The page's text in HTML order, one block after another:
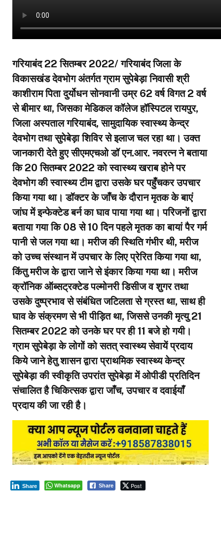
गरियाबंद 22 सितम्बर 2022/ गरियाबंद जिला के
विकासखंड देवभोग अंतर्गत ग्राम सुपेबेड़ा निवासी श्री
काशीराम पिता दुर्योधन सोनवानी उम्र 62 वर्ष विगत 2 वर्ष
से बीमार था, जिसका मेडिकल कॉलेज हॉस्पिटल रायपुर,
जिला अस्पताल गरियाबंद, सामुदायिक स्वास्थ्य केन्द्र
देवभोग तथा सुपेबेड़ा शिविर से इलाज चल रहा था। उक्त
जानकारी देते हुए सीएमएचओ डॉ एन.आर. नवरत्न ने बताया
कि 20 सितम्बर 2022 को स्वास्थ्य खराब होने पर
देवभोग की स्वास्थ्य टीम द्वारा उसके घर पहुँचकर उपचार
किया गया था। डॉक्टर के जाँच के दौरान मृतक के बाएं
जांघ में इन्फेक्टेड बर्न का घाव पाया गया था। परिजनों द्वारा
बताया गया कि 08 से 10 दिन पहले मृतक का बायां पैर गर्म
पानी से जल गया था। मरीज की स्थिति गंभीर थी, मरीज
को उच्च संस्थान में उपचार के लिए प्रेरित किया गया था,
किंतु मरीज के द्वारा जाने से इंकार किया गया था। मरीज
क्रॉनिक ऑब्सट्रक्टेड पल्मोनरी डिसीज व शुगर तथा
उसके दुष्प्रभाव से संबंधित जटिलता से ग्रस्त था, साथ ही
घाव के संक्रमण से भी पीड़ित था, जिससे उनकी मृत्यु 21
सितम्बर 2022 को उनके घर पर ही 11 बजे हो गयी।
ग्राम सुपेबेड़ा के लोगों को सतत् स्वास्थ्य सेवायें प्रदाय
किये जाने हेतु शासन द्वारा प्राथमिक स्वास्थ्य केन्द्र
सुपेबेड़ा की स्वीकृति उपरांत सुपेबेड़ा में ओपीडी प्रतिदिन
संचालित है चिकित्सक द्वारा जाँच, उपचार व दवाईयाँ
प्रदाय की जा रही है।
Whatsapp Share Post
Share